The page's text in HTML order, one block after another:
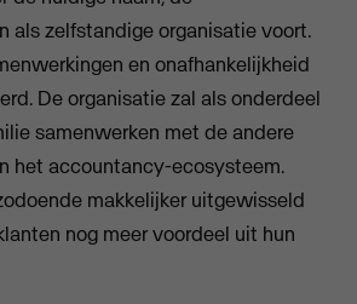
als zelfstandige organisatie voort.
en onafhankelijkheid
De organisatie zal als onderdeel
samenwerken met de andere
het accountancy-ecosysteem.
makkelijker uitgewisseld
nog meer voordeel uit hun